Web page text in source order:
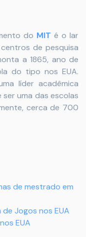
do MIT é o lar
de pesquisa
a 1865, ano de
do tipo nos EUA.
líder acadêmica
uma das escolas
cerca de 700
de mestrado em
Jogos nos EUA
EUA